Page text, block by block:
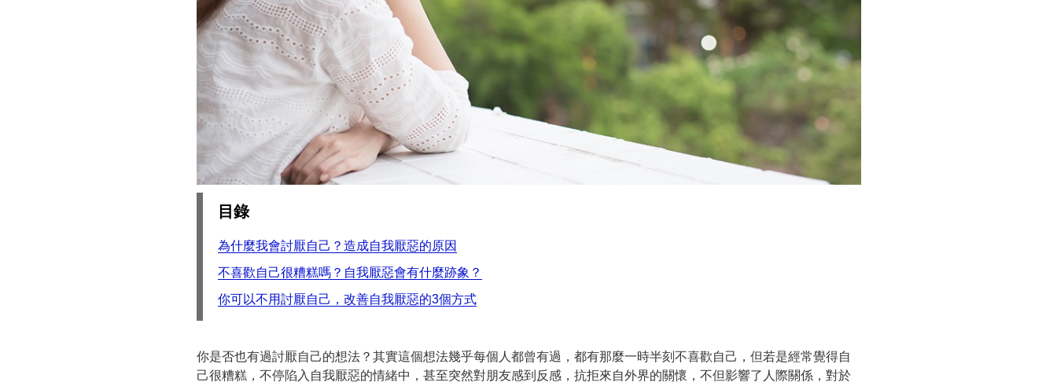
目錄
為什麼我會討厭自己？造成自我厭惡的原因
不喜歡自己很糟糕嗎？自我厭惡會有什麼跡象？
你可以不用討厭自己，改善自我厭惡的3個方式
你是否也有過討厭自己的想法？其實這個想法幾乎每個人都曾有過，都有那麼一時半刻不喜歡自己，但若是經常覺得自
己很糟糕，不停陷入自我厭惡的情緒中，甚至突然對朋友感到反感，抗拒來自外界的關懷，不但影響了人際關係，對於